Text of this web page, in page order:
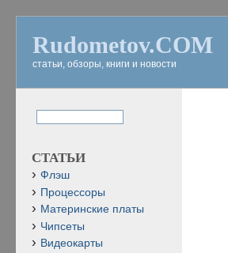
Rudometov.COM
статьи, обзоры, книги и новости
СТАТЬИ
Флэш
Процессоры
Материнские платы
Чипсеты
Видеокарты